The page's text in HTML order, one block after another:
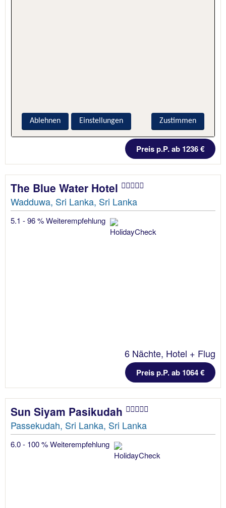
6 Nächte, Hotel + Flug
Preis p.P. ab 1236 €
The Blue Water Hotel
Wadduwa, Sri Lanka, Sri Lanka
5.1 - 96 % Weiterempfehlung
6 Nächte, Hotel + Flug
Preis p.P. ab 1064 €
Sun Siyam Pasikudah
Passekudah, Sri Lanka, Sri Lanka
6.0 - 100 % Weiterempfehlung
Zustimmen
Ablehnen Einstellungen